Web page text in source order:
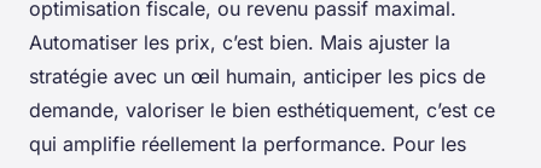
optimisation fiscale, ou revenu passif maximal.
Automatiser les prix, c’est bien. Mais ajuster la
stratégie avec un œil humain, anticiper les pics de
demande, valoriser le bien esthétiquement, c’est ce
qui amplifie réellement la performance. Pour les